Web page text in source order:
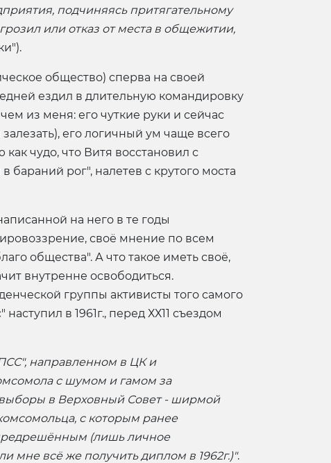
подчиняясь притягательному
или отказ от места в общежитии,
общество) сперва на своей
ездил в длительную командировку
из меня: его чуткие руки и сейчас
его логичный ум чаще всего
чудо, что Витя восстановил с
рог", налетев с крутого моста
на него в те годы
своё мнение по всем
общества". А что такое иметь своё,
внутренне освободиться.
группы активисты того самого
в 1961г., перед ХХ11 съездом
направленном в ЦК и
с шумом и гамом за
выборы в Верховный Совет - ширмой
с которым ранее
(лишь личное
мне всё же получить диплом в 1962г.)".